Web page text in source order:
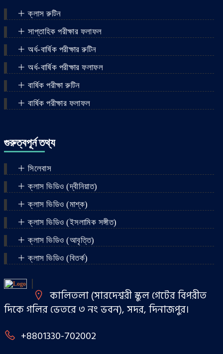
ক্লাস রুটিন
সাপ্তাহিক পরীক্ষার ফলাফল
অর্ধ-বার্ষিক পরীক্ষার রুটিন
অর্ধ-বার্ষিক পরীক্ষার ফলাফল
বার্ষিক পরীক্ষা রুটিন
বার্ষিক পরীক্ষার ফলাফল
গুরুত্বপূর্ন তথ্য
সিলেবাস
ক্লাস ভিডিও (দ্বীনিয়াত)
ক্লাস ভিডিও (মাশ্‌ক)
ক্লাস ভিডিও (ইসলামিক সঙ্গীত)
ক্লাস ভিডিও (আবৃত্তি)
ক্লাস ভিডিও (বিতর্ক)
কালিতলা (সারদেশ্বরী স্কুল গেটের বিপরীত
দিকে গলির ভেতরে ৩ নং ভবন), সদর, দিনাজপুর।
+8801330-702002